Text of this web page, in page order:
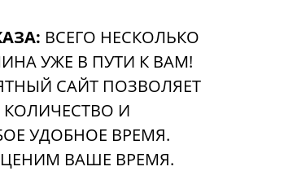
ВСЕГО НЕСКОЛЬКО
УЖЕ В ПУТИ К ВАМ!
САЙТ ПОЗВОЛЯЕТ
И
УДОБНОЕ ВРЕМЯ.
ВАШЕ ВРЕМЯ.